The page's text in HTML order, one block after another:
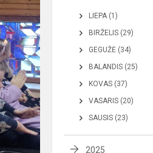
LIEPA (1)
BIRŽELIS (29)
GEGUŽĖ (34)
BALANDIS (25)
KOVAS (37)
VASARIS (20)
SAUSIS (23)
2025